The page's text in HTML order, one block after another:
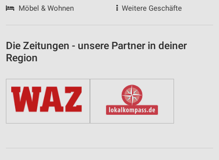
Möbel & Wohnen
Weitere Geschäfte
Die Zeitungen - unsere Partner in deiner
Region